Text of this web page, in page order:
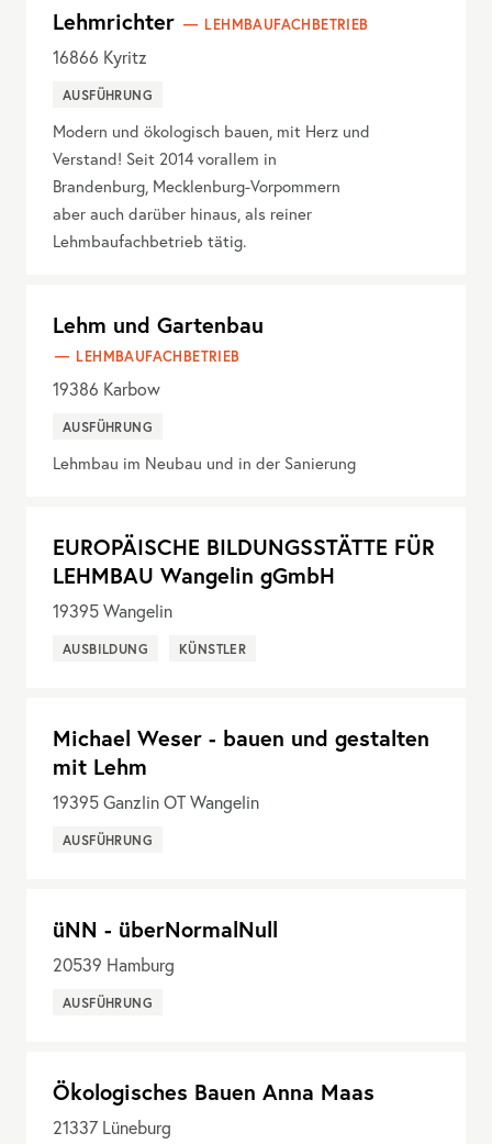
Lehmrichter LEHMBAUFACHBETRIEB
16866 Kyritz
AUSFÜHRUNG
Modern und ökologisch bauen, mit Herz und
Verstand! Seit 2014 vorallem in
Brandenburg, Mecklenburg-Vorpommern
aber auch darüber hinaus, als reiner
Lehmbaufachbetrieb tätig.
Lehm und Gartenbau
LEHMBAUFACHBETRIEB
19386 Karbow
AUSFÜHRUNG
Lehmbau im Neubau und in der Sanierung
EUROPÄISCHE BILDUNGSSTÄTTE FÜR
LEHMBAU Wangelin gGmbH
19395Wangelin
AUSBILDUNG KÜNSTLER
Michael Weser - bauen und gestalten
mit Lehm
19395Ganzlin OT Wangelin
AUSFÜHRUNG
üNN - überNormalNull
20539 Hamburg
AUSFÜHRUNG
Ökologisches Bauen Anna Maas
21337 Lüneburg